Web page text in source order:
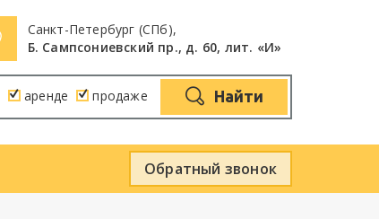
Санкт-Петербург (СПб),
Б. Сампсониевский пр., д. 60, лит. «И»
аренде продаже Найти
Обратный звонок